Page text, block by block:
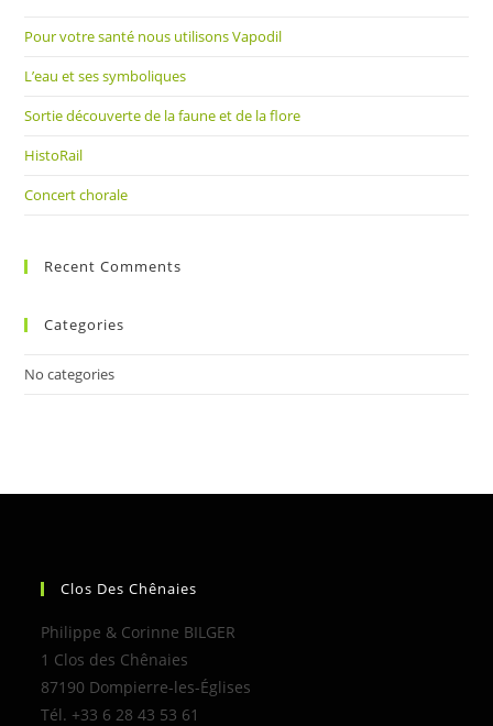
Pour votre santé nous utilisons Vapodil
L’eau et ses symboliques
Sortie découverte de la faune et de la flore
HistoRail
Concert chorale
Recent Comments
Categories
No categories
Clos Des Chênaies
Philippe & Corinne BILGER
1 Clos des Chênaies
87190 Dompierre-les-Églises
Tél. +33 6 28 43 53 61